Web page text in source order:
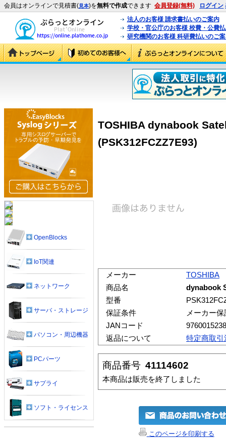
会員はオンラインで見積書(見本)を無料で作成できます 会員登録(無料) ログイン
法人のお客様 請求書払いのご案内
学校・官公庁のお客様 校費・公費
研究機関のお客様 科研費払いのご
TOSHIBA dynabook
(PSK312FCZZ7E93)
メーカー
TOSHIBA
商品名
dynabook
型番
保証条件
メーカー保
JANコード
返品について
特定商取
商品番号 41114602
本商品は販売を終了しました
このページを印刷する
OpenBlocks
IoT関連
ネットワーク
サーバ・ストレージ
パソコン・周辺機器
PCパーツ
サプライ
ソフト・ライセンス